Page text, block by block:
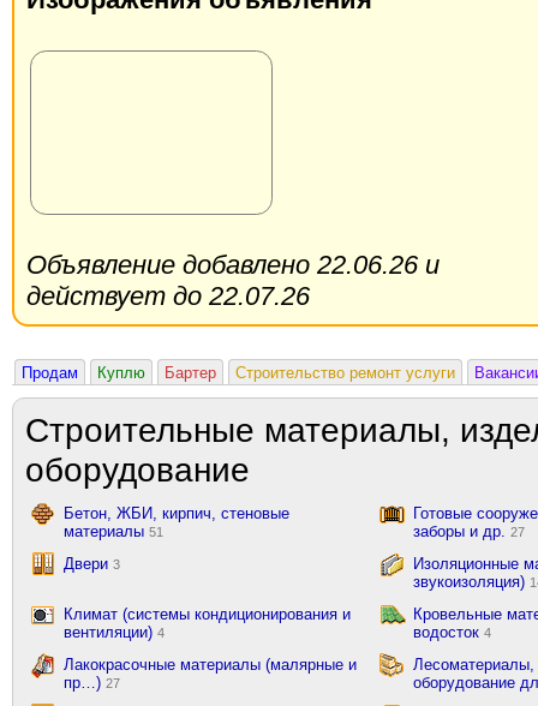
Объявление добавлено 22.06.26 и
действует до 22.07.26
Продам Куплю Бартер Строительство ремонт услуги
Строительные материалы,
оборудование
Бетон, ЖБИ, кирпич, стеновые
материалы 51
Готовые
заборы и др.
27
Двери 3
Изоляционные
звукоизоляция)
Климат (системы кондиционирования и
вентиляции) 4
Кровельные
водосток 4
Лакокрасочные материалы (малярные и
пр…) 27
оборудование